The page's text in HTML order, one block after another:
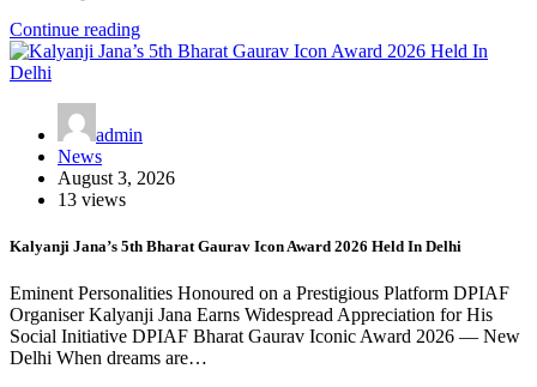
Continue reading
admin
News
August 3, 2026
13 views
Kalyanji Jana’s 5th Bharat Gaurav Icon Award 2026 Held In Delhi
Eminent Personalities Honoured on a Prestigious Platform DPIAF
Organiser Kalyanji Jana Earns Widespread Appreciation for His
Social Initiative DPIAF Bharat Gaurav Iconic Award 2026 — New
Delhi When dreams are…